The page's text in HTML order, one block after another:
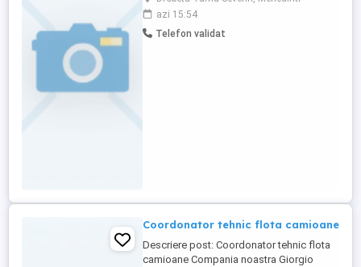
azi 15:54
Telefon validat
Coordonator tehnic flota camioane
Descriere post: Coordonator tehnic flota
camioane Compania noastra Giorgio